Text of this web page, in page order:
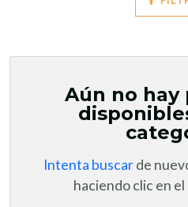
Aún no hay
Intenta buscarde
haciendo clic en